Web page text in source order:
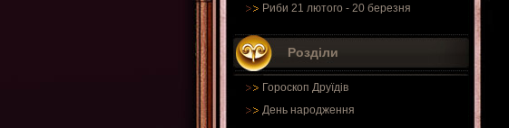
Риби 21 лютого - 20 березня
Розділи
Гороскоп Друїдів
День народження